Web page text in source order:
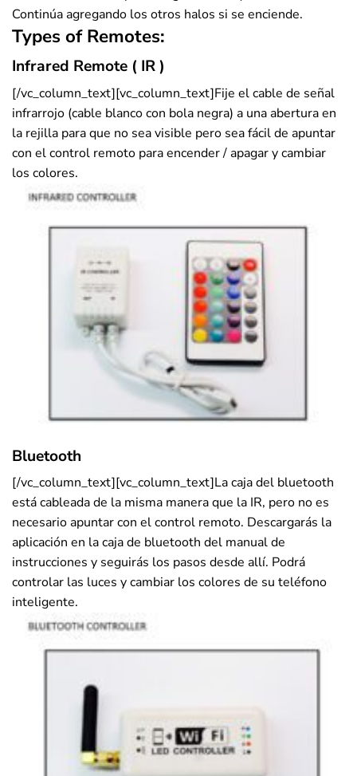
Continúa agregando los otros halos si se enciende.
Types of Remotes:
Infrared Remote ( IR )
[/vc_column_text][vc_column_text]Fije el cable de señal
infrarrojo (cable blanco con bola negra) a una abertura en
la rejilla para que no sea visible pero sea fácil de apuntar
con el control remoto para encender / apagar y cambiar
los colores.
Bluetooth
[/vc_column_text][vc_column_text]La caja del bluetooth
está cableada de la misma manera que la IR, pero no es
necesario apuntar con el control remoto. Descargarás la
aplicación en la caja de bluetooth del manual de
instrucciones y seguirás los pasos desde allí. Podrá
controlar las luces y cambiar los colores de su teléfono
inteligente.